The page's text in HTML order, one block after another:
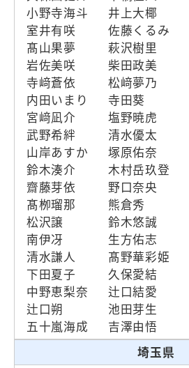
小野寺海斗
井上大椰
室井有咲
佐藤くるみ
髙山果夢
萩沢樹里
岩佐美咲
柴田政美
寺﨑蒼依
松﨑夢乃
内田いまり
寺田葵
宮﨑凪介
塩野暁虎
武野希絆
清水優太
山岸あすか
塚原佑奈
鈴木湊介
木村岳玖登
齋藤芽依
野口奈央
髙栁瑠那
熊倉秀
松沢譲
鈴木悠誠
南伊冴
生方佑志
清水謙人
髙野華彩姫
下田夏子
久保愛結
中野恵梨奈
辻口結愛
辻口朔
池田芽生
五十嵐海成
吉澤由悟
埼玉県